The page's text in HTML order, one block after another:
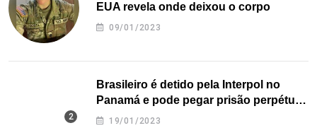
EUA revela onde deixou o corpo
09/01/2023
Brasileiro é detido pela Interpol no
Panamá e pode pegar prisão perpétua
nos EUA
19/01/2023